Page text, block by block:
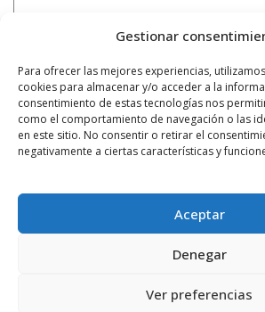
Gestionar
Para ofrecer las mejores experiencias,
cookies para almacenar y/o acceder a la
consentimiento de estas tecnologías nos
como el comportamiento de navegación o las
en este sitio. No consentir o retirar el
negativamente a ciertas características y
Aceptar
Denegar
Ver preferencias
Notificarme vía correo electrónico cuando